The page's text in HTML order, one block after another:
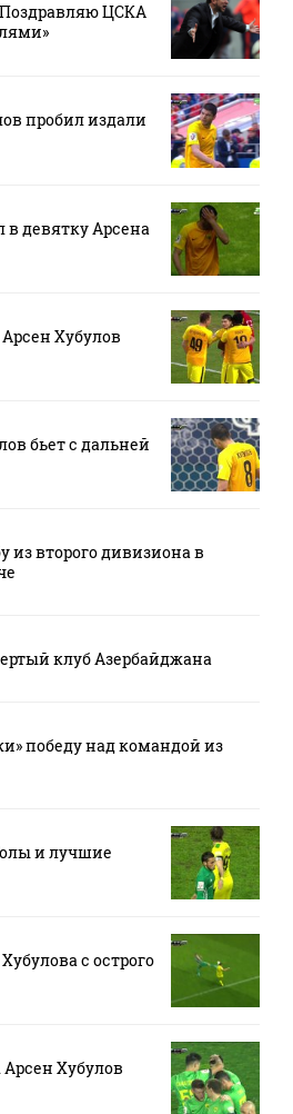
ЦСКА
пробил издали
в девятку Арсена
Хубулов
бьет с дальней
из второго дивизиона в
клуб Азербайджана
победу над командой из
и лучшие
с острого
Хубулов